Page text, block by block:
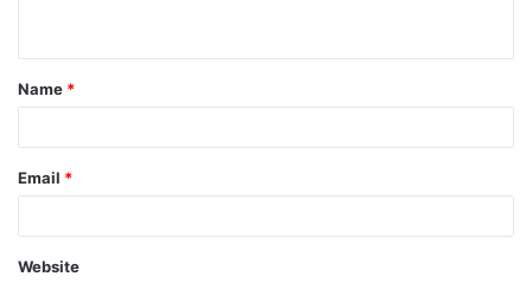
t
*
Name *
Email *
Website